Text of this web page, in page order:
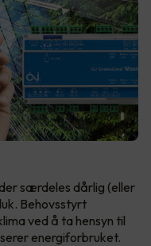
særdeles dårlig (eller
Behovsstyrt
ved å ta hensyn til
energiforbruket.